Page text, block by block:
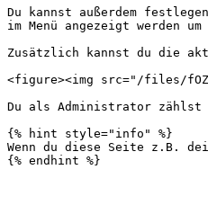
Du kannst außerdem
im Menü angezeigt werden
Zusätzlich kannst du die
<figure><img src="/files/
Du als Administrator zählst
{% hint style="info" %}
Wenn du diese Seite z.B.